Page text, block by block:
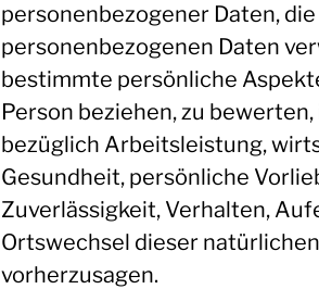
personenbezogener Daten,
personenbezogenen Daten
bestimmte persönliche
Person beziehen, zu
bezüglich Arbeitsleistung,
Gesundheit, persönliche
Zuverlässigkeit, Verhalten,
Ortswechsel dieser
vorherzusagen.